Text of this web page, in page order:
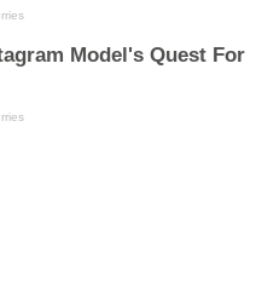
Model's Quest For